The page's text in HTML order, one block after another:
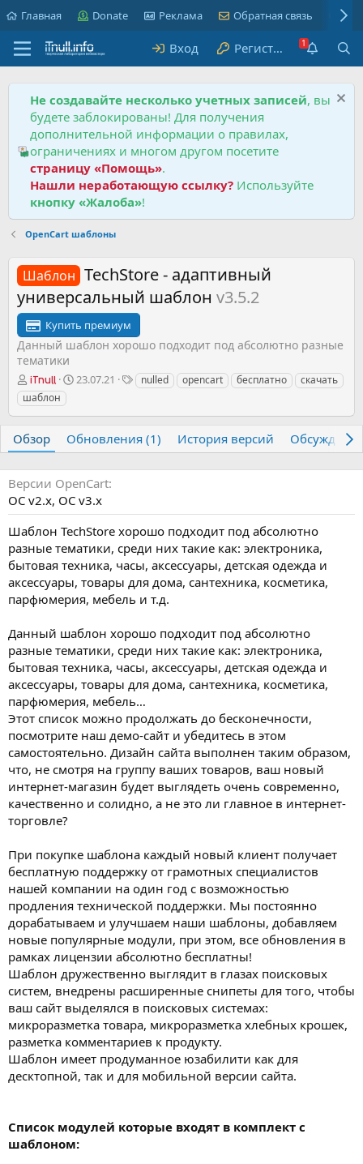
Главная Donate Реклама Обратная связь
Вход Регистрация
Не создавайте несколько учетных записей, вы
будете заблокированы! Для получения
дополнительной информации о правилах,
ограничениях и многом другом посетите
страницу «Помощь».
Нашли неработающую ссылку? Используйте
кнопку «Жалоба»!
OpenCart шаблоны
Шаблон TechStore - адаптивный
универсальный шаблон v3.5.2
Купить премиум
Данный шаблон хорошо подходит под абсолютно разные
тематики
А
в
т
р
iTnull
Д
с
о
д
а
и
я
23.07.21
Т nulled opencart бесплатно
скачать
шаблон
Обзор Обновления (1) История версий
Версии OpenCart
OC v2.х OC v3.х
Шаблон TechStore хорошо подходит под абсолютно
разные тематики, среди них такие как: электроника,
бытовая техника, часы, аксессуары, детская одежда и
аксессуары, товары для дома, сантехника, косметика,
парфюмерия, мебель и т.д.
Данный шаблон хорошо подходит под абсолютно
разные тематики, среди них такие как: электроника,
бытовая техника, часы, аксессуары, детская одежда и
аксессуары, товары для дома, сантехника, косметика,
парфюмерия, мебель…
Этот список можно продолжать до бесконечности,
посмотрите наш демо-сайт и убедитесь в этом
самостоятельно. Дизайн сайта выполнен таким образом,
что, не смотря на группу ваших товаров, ваш новый
интернет-магазин будет выглядеть очень современно,
качественно и солидно, а не это ли главное в интернет-
торговле?
При покупке шаблона каждый новый клиент получает
бесплатную поддержку от грамотных специалистов
нашей компании на один год с возможностью
продления технической поддержки. Мы постоянно
дорабатываем и улучшаем наши шаблоны, добавляем
новые популярные модули, при этом, все обновления в
рамках лицензии абсолютно бесплатны!
Шаблон дружественно выглядит в глазах поисковых
систем, внедрены расширенные снипеты для того, чтобы
ваш сайт выделялся в поисковых системах:
микроразметка товара, микроразметка хлебных крошек,
разметка комментариев к продукту.
Шаблон имеет продуманное юзабилити как для
десктопной, так и для мобильной версии сайта.
Список модулей которые входят в комплект с
шаблоном: